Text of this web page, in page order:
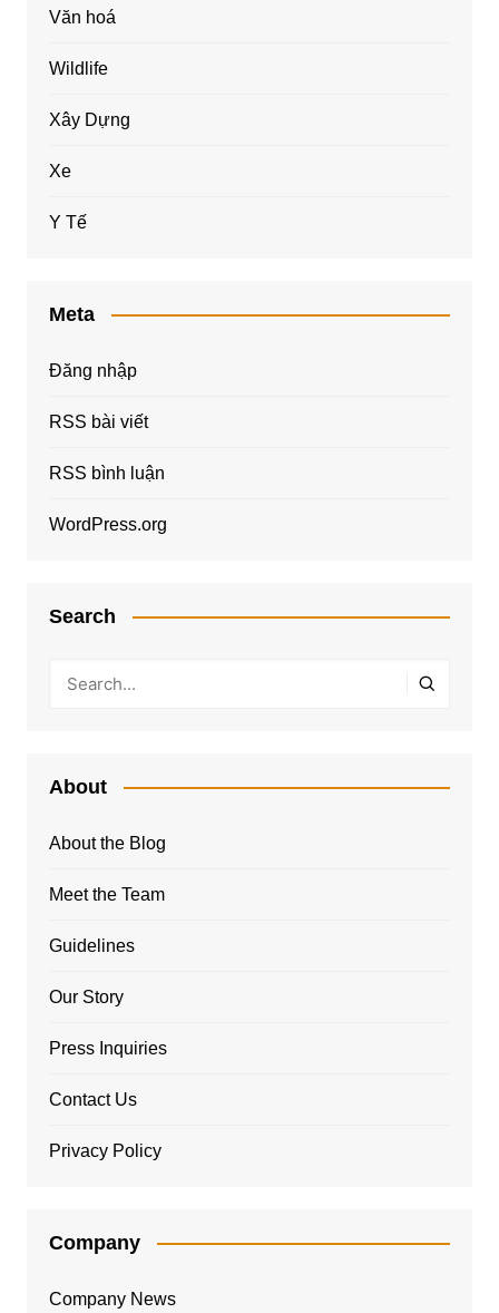
Văn hoá
Wildlife
Xây Dựng
Xe
Y Tế
Meta
Đăng nhập
RSS bài viết
RSS bình luận
WordPress.org
Search
About
About the Blog
Meet the Team
Guidelines
Our Story
Press Inquiries
Contact Us
Privacy Policy
Company
Company News